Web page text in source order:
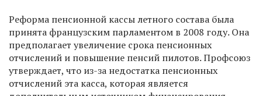
Реформа пенсионной кассы летного состава была
принята французским парламентом в 2008 году. Она
предполагает увеличение срока пенсионных
отчислений и повышение пенсий пилотов. Профсоюз
утверждает, что из-за недостатка пенсионных
отчислений эта касса, которая является